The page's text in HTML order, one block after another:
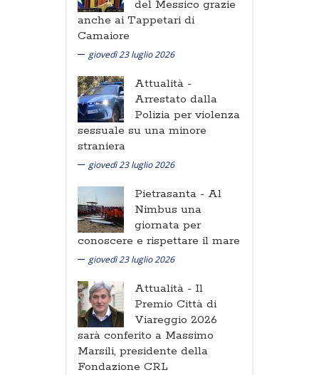
del Messico grazie
anche ai Tappetari di
Camaiore
giovedì 23 luglio 2026
Attualità -
Arrestato dalla
Polizia per violenza
sessuale su una minore
straniera
giovedì 23 luglio 2026
Pietrasanta - Al
Nimbus una
giornata per
conoscere e rispettare il mare
giovedì 23 luglio 2026
Attualità - Il
Premio Città di
Viareggio 2026
sarà conferito a Massimo
Marsili, presidente della
Fondazione CRL